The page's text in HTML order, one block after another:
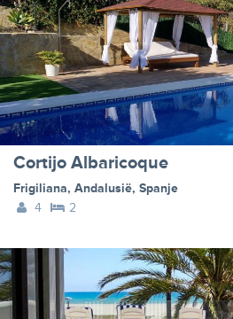
Cortijo Albaricoque
Frigiliana, Andalusië, Spanje
4
2